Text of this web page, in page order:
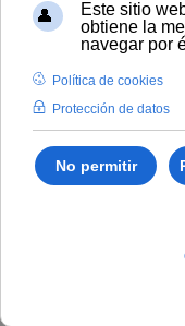
Inicio Tablón de
Resolución Rectoral X
Plan de